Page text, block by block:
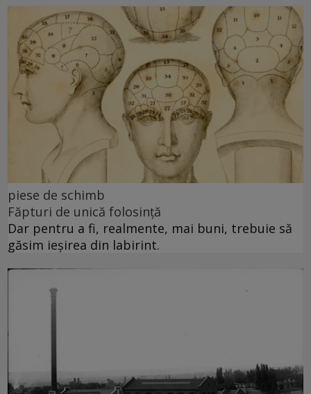
piese de schimb
Făpturi de unică folosință
Dar pentru a fi, realmente, mai buni, trebuie să
găsim ieșirea din labirint.